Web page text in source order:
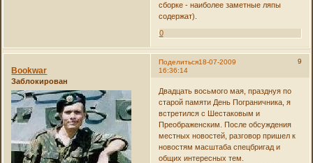
сборке - наиболее заметные ляпы
содержат).
0
Поделиться 9
18-07-2009
16:36:14
Bookwar
Заблокирован
Двадцать восьмого мая, празднуя по
старой памяти День Пограничника, я
встретился с Шестаковым и
Преображенским. После обсуждения
местных новостей, разговор пришел к
новостям масштаба спецбригад и
общих интересных тем.